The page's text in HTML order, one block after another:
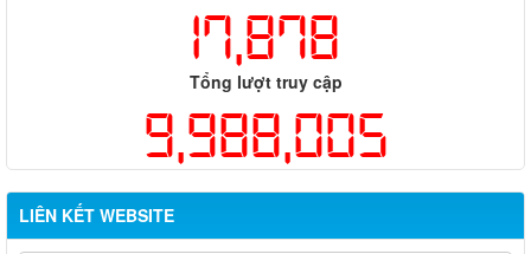
17,878
Tổng lượt truy cập
9,988,005
LIÊN KẾT WEBSITE